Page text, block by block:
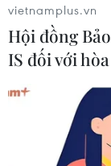
TIN LIÊN
vietnamplus.vn
Hội đồng
IS đối với